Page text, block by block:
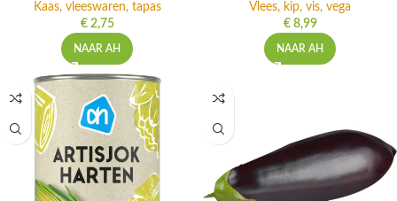
Kaas, vleeswaren, tapas
€2,75
NAAR AH
Vlees, kip, vis, vega
€8,99
NAAR AH